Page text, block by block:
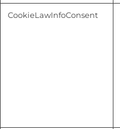
CookieLawInfoConsent